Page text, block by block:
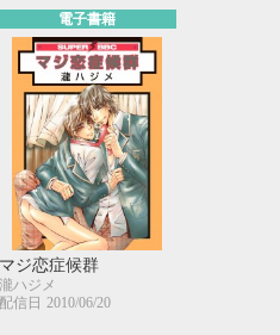
電子書籍
マジ恋症候群
瀧ハジメ
配信日 2010/06/20